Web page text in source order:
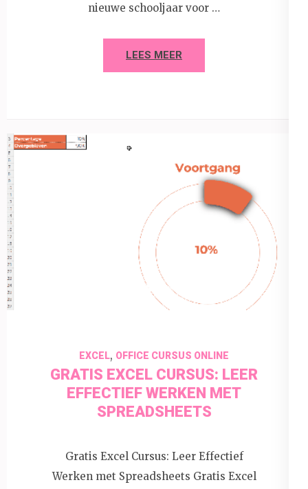
nieuwe schooljaar voor …
LEES MEER
insectenfotografie
EXCEL, OFFICE CURSUS ONLINE
GRATIS EXCEL CURSUS: LEER
EFFECTIEF WERKEN MET
SPREADSHEETS
Gratis Excel Cursus: Leer Effectief
Werken met Spreadsheets Gratis Excel